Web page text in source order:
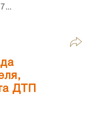
ДТП